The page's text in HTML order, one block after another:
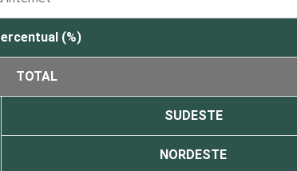
(%)
TOTAL
SUDESTE
NORDESTE